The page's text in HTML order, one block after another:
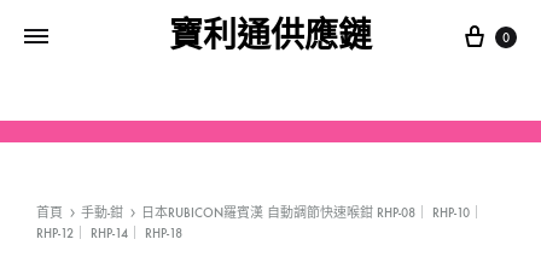
寶利通供應鏈 0
首頁 手動-鉗
日本RUBICON羅賓漢 自動調節快速喉鉗 RHP-08｜ RHP-10｜
RHP-12｜ RHP-14｜ RHP-18